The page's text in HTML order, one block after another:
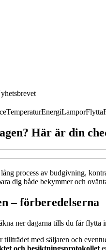
TemperaturEnergiLamporFlytta
Här är din
process av budgivning,
dig både bekymmer och
– förberedelserna
ner dagarna tills du får
tillträdet med säljaren och
och besiktningsprotokollet